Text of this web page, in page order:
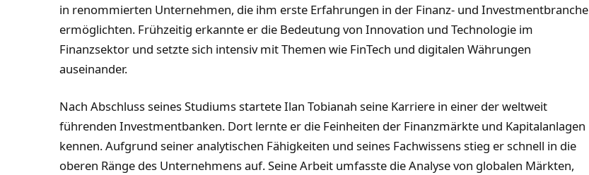
in renommierten Unternehmen, die ihm erste Erfahrungen in der Finanz- und Investmentbranche
ermöglichten. Frühzeitig erkannte er die Bedeutung von Innovation und Technologie im
Finanzsektor und setzte sich intensiv mit Themen wie FinTech und digitalen Währungen
auseinander.
Nach Abschluss seines Studiums startete Ilan Tobianah seine Karriere in einer der weltweit
führenden Investmentbanken. Dort lernte er die Feinheiten der Finanzmärkte und Kapitalanlagen
kennen. Aufgrund seiner analytischen Fähigkeiten und seines Fachwissens stieg er schnell in die
oberen Ränge des Unternehmens auf. Seine Arbeit umfasste die Analyse von globalen Märkten,